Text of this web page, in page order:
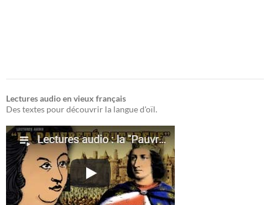
Lectures audio en vieux français
Des textes pour découvrir la langue d'oïl.